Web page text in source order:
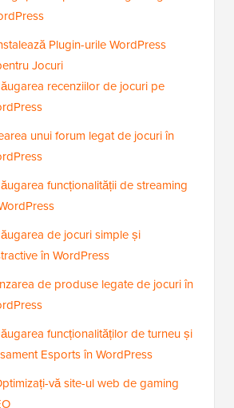
Plugin-urile WordPress
Jocuri
recenziilor de jocuri pe
unui forum legat de jocuri în
funcționalității de streaming
de jocuri simple și
în WordPress
de produse legate de jocuri în
funcționalităților de turneu și
Esports în WordPress
vă site-ul web de gaming